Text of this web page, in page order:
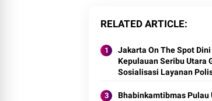
RELATED ARTICLE
Jakarta On The Spot
Kepulauan Seribu Utara
Sosialisasi Layanan
Bhabinkamtibmas Pulau